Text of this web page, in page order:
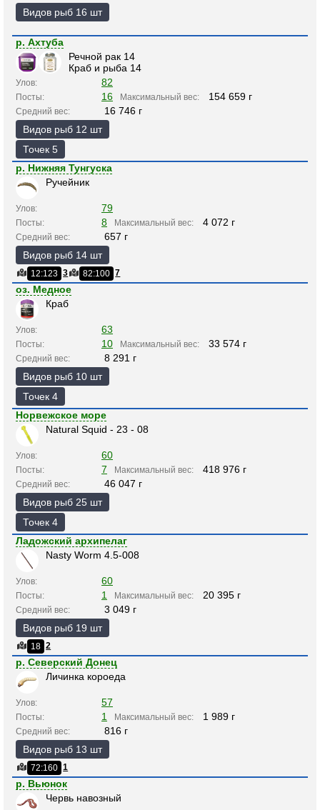
Видов рыб 16 шт
р. Ахтуба
Речной рак 14
Краб и рыба 14
Улов: 82
Посты: 16 Максимальный вес: 154 659 г
Средний вес:
16 746 г
Видов рыб 12 шт
Точек 5
р. Нижняя Тунгуска
Ручейник
Улов: 79
Посты: 8 Максимальный вес: 4 072 г
Средний вес:
657 г
Видов рыб 14 шт
12:123 3 82:100 7
оз. Медное
Краб
Улов: 63
Посты: 10 Максимальный вес: 33 574 г
Средний вес:
8 291 г
Видов рыб 10 шт
Точек 4
Норвежское море
Natural Squid - 23 - 08
Улов: 60
Посты: 7 Максимальный вес: 418 976 г
Средний вес:
46 047 г
Видов рыб 25 шт
Точек 4
Ладожский архипелаг
Nasty Worm 4.5-008
Улов: 60
Посты: 1 Максимальный вес: 20 395 г
Средний вес:
3 049 г
Видов рыб 19 шт
18 2
р. Северский Донец
Личинка короеда
Улов: 57
Посты: 1 Максимальный вес: 1 989 г
Средний вес:
816 г
Видов рыб 13 шт
72:160 1
р. Вьюнок
Червь навозный